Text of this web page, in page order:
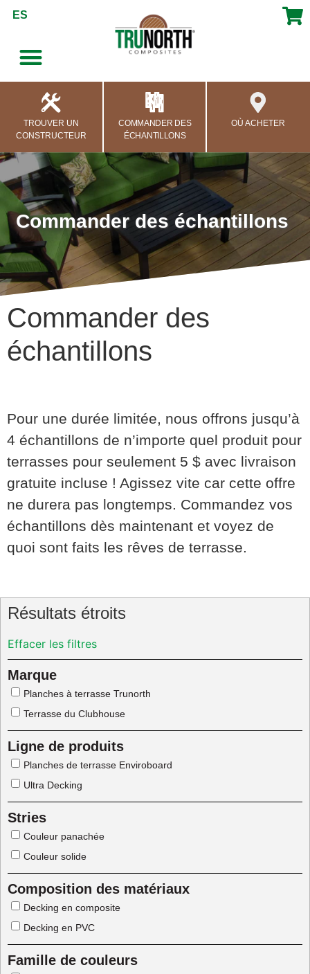
principal
ES
TROUVER UN
CONSTRUCTEUR
COMMANDER DES
ÉCHANTILLONS
OÙ ACHETER
Commander des échantillons
Commander des
échantillons
Pour une durée limitée, nous offrons jusqu’à
4 échantillons de n’importe quel produit pour
terrasses pour seulement 5 $ avec livraison
gratuite incluse ! Agissez vite car cette offre
ne durera pas longtemps. Commandez vos
échantillons dès maintenant et voyez de
quoi sont faits les rêves de terrasse.
Résultats étroits
Effacer les filtres
Marque
Planches à terrasse Trunorth
Terrasse du Clubhouse
Ligne de produits
Planches de terrasse Enviroboard
Ultra Decking
Stries
Couleur panachée
Couleur solide
Composition des matériaux
Decking en composite
Decking en PVC
Famille de couleurs